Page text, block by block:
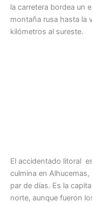
la carretera bordea un
montaña rusa hasta la
kilómetros al sureste.
El accidentado litoral
culmina en
par de días. Es la
norte, aunque fueron